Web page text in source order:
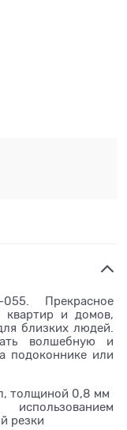
Прекрасное
квартир и домов,
близких людей.
волшебную и
подоконнике или
толщиной 0,8 мм
резки